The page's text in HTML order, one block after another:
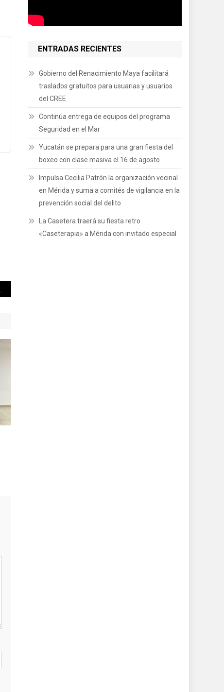
ENTRADAS RECIENTES
Gobierno del Renacimiento Maya facilitará
traslados gratuitos para usuarias y usuarios
del CREE
Continúa entrega de equipos del programa
Seguridad en el Mar
Yucatán se prepara para una gran fiesta del
boxeo con clase masiva el 16 de agosto
Impulsa Cecilia Patrón la organización vecinal
en Mérida y suma a comités de vigilancia en la
prevención social del delito
La Casetera traerá su fiesta retro
«Caseterapia» a Mérida con invitado especial